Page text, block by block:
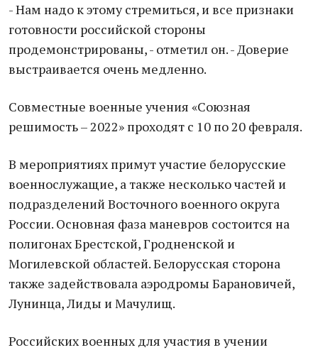
- Нам надо к этому стремиться, и все признаки
готовности российской стороны
продемонстрированы, - отметил он. - Доверие
выстраивается очень медленно.
Совместные военные учения «Союзная
решимость – 2022» проходят с 10 по 20 февраля.
В мероприятиях примут участие белорусские
военнослужащие, а также несколько частей и
подразделений Восточного военного округа
России. Основная фаза маневров состоится на
полигонах Брестской, Гродненской и
Могилевской областей. Белорусская сторона
также задействовала аэродромы Барановичей,
Лунинца, Лиды и Мачулищ.
Российских военных для участия в учении